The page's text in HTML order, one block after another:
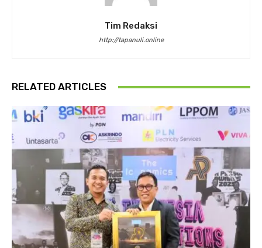
Tim Redaksi
http://tapanuli.online
RELATED ARTICLES